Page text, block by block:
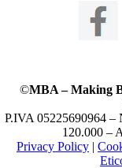
©MBA – Making
P.IVA 05225690964 –
120.000 –
Privacy Policy |